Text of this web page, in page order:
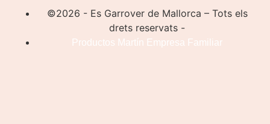
©2026 - Es Garrover de Mallorca – Tots els
drets reservats -
Productos Martín Empresa Familiar